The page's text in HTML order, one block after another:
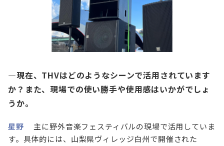
—現在、THVはどのようなシーンで活用されています
か？また、現場での使い勝手や使用感はいかがでしょ
うか。
星野
主に野外音楽フェスティバルの現場で活用していま
す。具体的には、山梨県ヴィレッジ白州で開催された